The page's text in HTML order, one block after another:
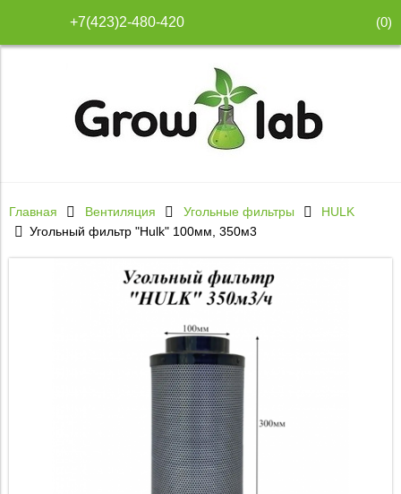
+7(423)2-480-420 (0)
Главная Вентиляция Угольные фильтры
HULK
Угольный фильтр "Hulk" 100мм, 350м3